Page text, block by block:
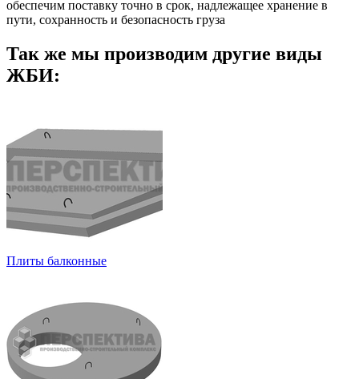
обеспечим поставку точно в срок, надлежащее хранение в
пути, сохранность и безопасность груза
Так же мы производим другие виды
ЖБИ:
Плиты балконные